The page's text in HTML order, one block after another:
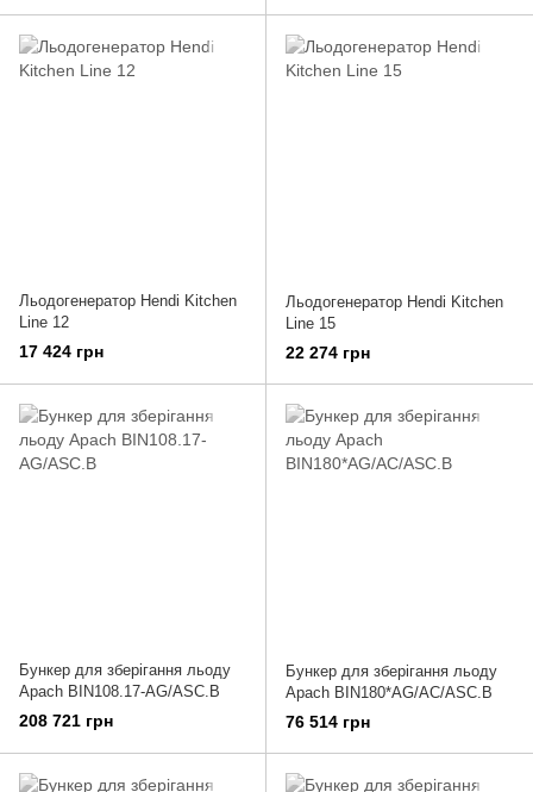
Льодогенератор Hendi Kitchen
Line 12
17 424 грн
Льодогенератор Hendi Kitchen
Line 15
22 274 грн
Бункер для зберігання льоду
Apach BIN108.17-AG/ASC.B
208 721 грн
Бункер для зберігання льоду
Apach BIN180*AG/AC/ASC.B
76 514 грн